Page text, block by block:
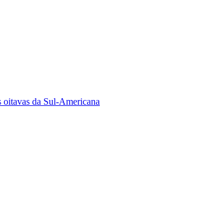
oitavas da Sul-Americana